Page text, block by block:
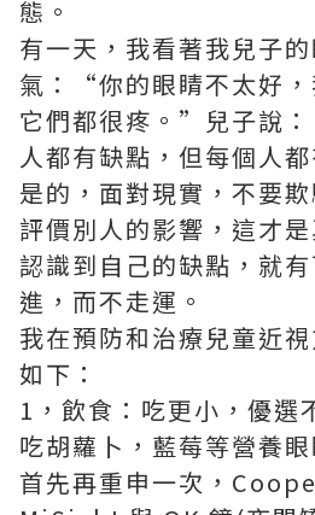
態。
有一天，我看著我兒子
氣：“你的眼睛不太好
它們都很疼。”兒子說
人都有缺點，但每個人
是的，面對現實，不要
評價別人的影響，這才是
認識到自己的缺點，就
進，而不走運。
我在預防和治療兒童近
如下：
1，飲食：吃更小，優選
吃胡蘿卜，藍莓等營養眼
首先再重申一次，